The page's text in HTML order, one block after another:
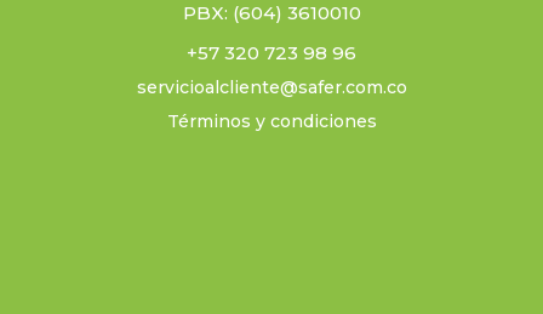
PBX: (604) 3610010
+57 320 723 98 96
servicioalcliente@safer.com.co
Términos y condiciones